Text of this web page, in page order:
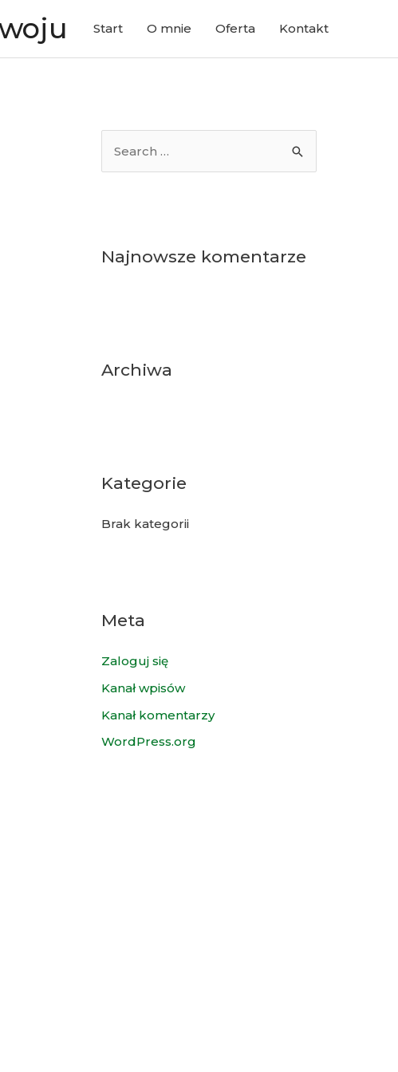
Start O mnie Oferta Kontakt
h
Najnowsze komentarze
Archiwa
Kategorie
Brak kategorii
Meta
Zaloguj się
Kanał wpisów
Kanał komentarzy
WordPress.org